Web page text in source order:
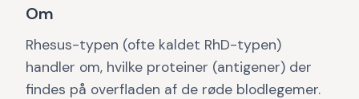
Om
Rhesus-typen (ofte kaldet RhD-typen)
handler om, hvilke proteiner (antigener) der
findes på overfladen af de røde blodlegemer.